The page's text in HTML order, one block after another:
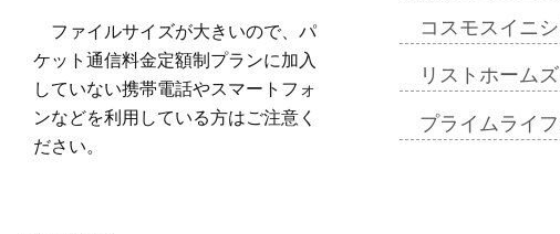
コスモスイニ
リストホーム
プライムライ
ファイルサイズが大きいので、パ
ケット通信料金定額制プランに加入
していない携帯電話やスマートフォ
ンなどを利用している方はご注意く
ださい。